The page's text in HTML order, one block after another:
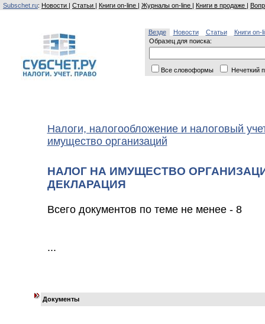
Subschet.ru: Новости | Статьи | Книги on-line | Журналы on-line | Книги в продаже |
Везде Новости Статьи
Книги on-
Образец для поиска:
Все словоформы Нечеткий
Налоги, налогообложение и налоговый
имущество организаций
НАЛОГ НА ИМУЩЕСТВО
ДЕКЛАРАЦИЯ
Всего документов по теме не менее - 8
...
Документы